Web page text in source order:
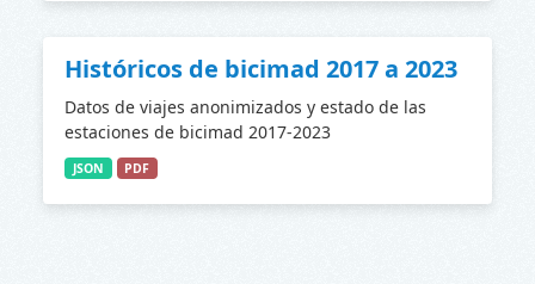
Históricos de bicimad 2017 a 2023
Datos de viajes anonimizados y estado de las
estaciones de bicimad 2017-2023
JSON PDF